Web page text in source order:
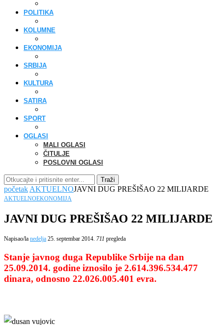
POLITIKA
KOLUMNE
EKONOMIJA
SRBIJA
KULTURA
SATIRA
SPORT
OGLASI
MALI OGLASI
ČITULJE
POSLOVNI OGLASI
Traži
početak AKTUELNOJAVNI DUG PREŠIŠAO 22 MILIJARDE
AKTUELNOEKONOMIJA
JAVNI DUG PREŠIŠAO 22 MILIJARDE
Napisao/la nedelja 25. septembar 2014. 711 pregleda
Stanje javnog duga Republike Srbije na dan
25.09.2014. godine iznosilo je 2.614.396.534.477
dinara, odnosno 22.026.005.401 evra.